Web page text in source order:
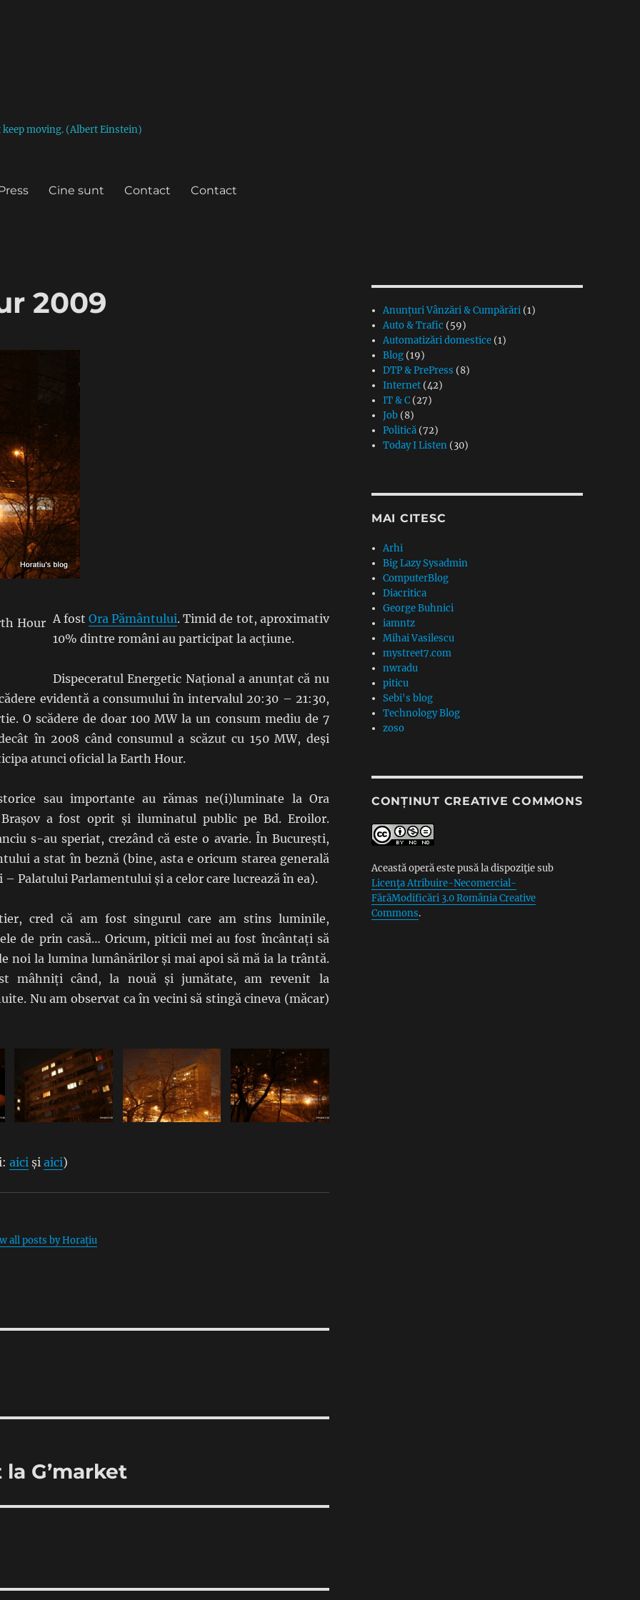
keep moving. (Albert Einstein)
Cine sunt Contact Contact
2009
A fostOra Pământului. Timid de tot, aproximativ
10% dintre români au participat la acțiune.
Dispeceratul Energetic Național a anunțat că nu
evidentă a consumului în intervalul 20:30 – 21:30,
O scădere de doar 100 MW la un consum mediu de 7
în 2008 când consumul a scăzut cu 150 MW, deși
atunci oficial la Earth Hour.
sau importante au rămas ne(i)luminate la Ora
a fost oprit și iluminatul public pe Bd. Eroilor.
s-au speriat, crezând că este o avarie. În București,
a stat în beznă (bine, asta e oricum starea generală
– Palatului Parlamentului și a celor care lucrează în ea).
cred că am fost singurul care am stins luminile,
de prin casă… Oricum, piticii mei au fost încântați să
noi la lumina lumânărilor și mai apoi să mă ia la trântă.
mâhniți când, la nouă și jumătate, am revenit la
Nu am observat ca în vecini să stingă cineva (măcar)
aiciși aici)
all posts by Horațiu
G’market
Anunțuri Vânzări & Cumpărări (1)
Auto & Trafic (59)
Automatizări domestice (1)
Blog (19)
DTP & PrePress (8)
Internet (42)
IT & C (27)
Job (8)
Politică (72)
Today I Listen (30)
MAI CITESC
Arhi
Big Lazy Sysadmin
ComputerBlog
Diacritica
George Buhnici
iamntz
Mihai Vasilescu
mystreet7.com
nwradu
piticu
Sebi's blog
Technology Blog
zoso
CONȚINUT CREATIVE COMMONS
Această operă este pusă la dispoziţie sub
Licenţa Atribuire-Necomercial-
FărăModificări 3.0 România Creative
Commons.